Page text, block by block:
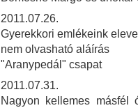
2011.07.26.
Gyerekkori emlékeink
nem olvasható aláírás
"Aranypedál" csapat
2011.07.31.
Nagyon kellemes másfél